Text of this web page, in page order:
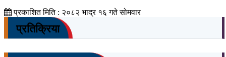
प्रकाशित मिति : २०८२ भाद्र १६ गते सोमवार
प्रतिक्रिया